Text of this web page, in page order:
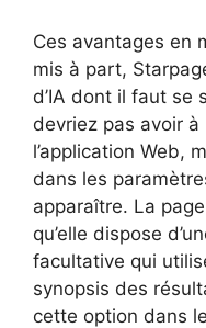
Ces avantages en
mis à part,
d’IA dont il faut se
devriez pas avoir
l’application Web,
dans les
apparaître. La
qu’elle dispose
facultative qui
synopsis des
cette option dans